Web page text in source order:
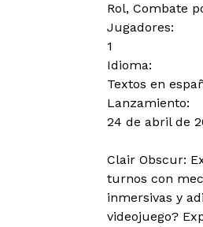
Rol, Combate
Jugadores:
1
Idioma:
Textos en
Lanzamiento:
24 de abril de
Clair Obscur:
turnos con
inmersivas y
videojuego?